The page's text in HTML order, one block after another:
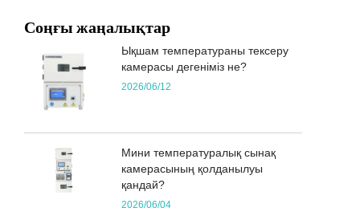
Соңғы жаңалықтар
Ықшам температураны тексеру
камерасы дегеніміз не?
2026/06/12
Мини температуралық сынақ
камерасының қолданылуы
қандай?
2026/06/04